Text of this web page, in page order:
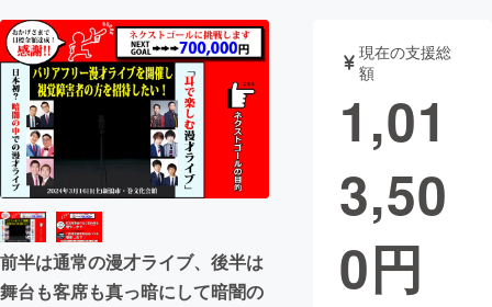
テクノロジー・ガジェット ゲーム・サ
映像・映画 書籍・雑誌
ビジネス・起業
CAMPFIRE for Social Good
CAMPFIRE Creation
前半は通常の漫才ライブ、後半は
舞台も客席も真っ暗にして暗闇の
現在の支援総
額
1,01
3,50
0円